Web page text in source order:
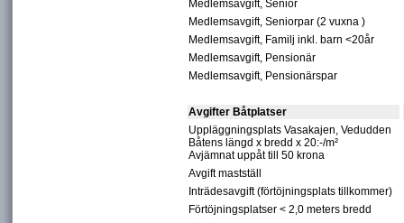
Medlemsavgift, Senior
Medlemsavgift, Seniorpar (2 vuxna )
Medlemsavgift, Familj inkl. barn <20år
Medlemsavgift, Pensionär
Medlemsavgift, Pensionärspar
Avgifter Båtplatser
Uppläggningsplats Vasakajen, Vedudden
Båtens längd x bredd x 20:-/m²
Avjämnat uppåt till 50 krona
Avgift mastställ
Inträdesavgift (förtöjningsplats tillkommer)
Förtöjningsplatser < 2,0 meters bredd